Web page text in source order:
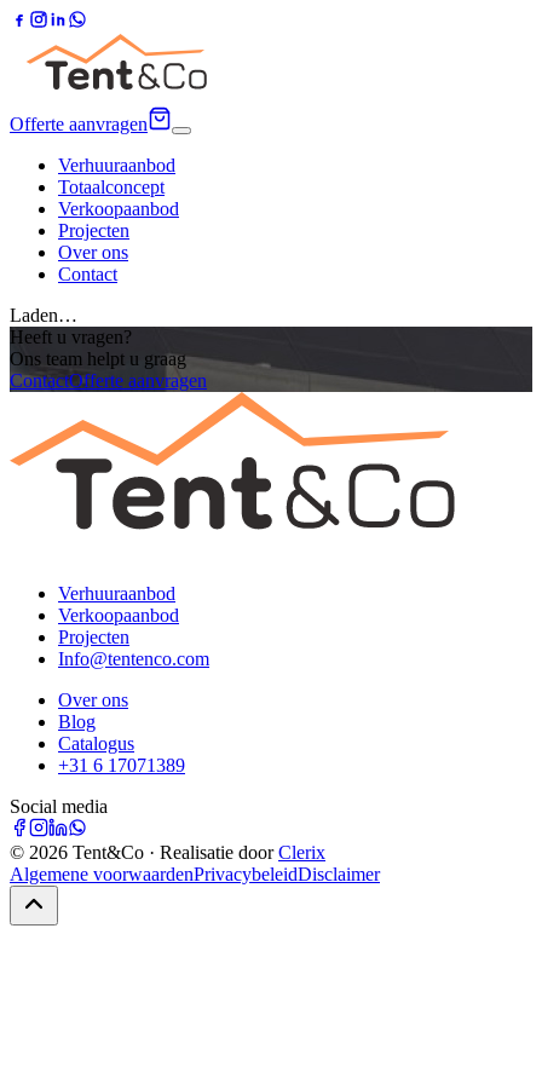
Offerte aanvragen
Verhuuraanbod
Totaalconcept
Verkoopaanbod
Projecten
Over ons
Contact
Laden…
Heeft u vragen?
Ons team helpt u graag
ContactOfferte aanvragen
Verhuuraanbod
Verkoopaanbod
Projecten
Info@tentenco.com
Over ons
Blog
Catalogus
+31 6 17071389
Social media
© 2026 Tent&Co · Realisatie door Clerix
Algemene voorwaardenPrivacybeleidDisclaimer